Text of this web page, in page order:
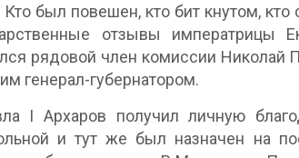
был повешен, кто бит кнутом, кто
отзывы императрицы
рядовой член комиссии Николай
генерал-губернатором.
I Архаров получил личную
и тут же был назначен на